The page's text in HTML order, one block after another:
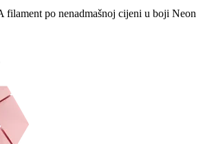
filament po nenadmašnoj cijeni u boji Neon